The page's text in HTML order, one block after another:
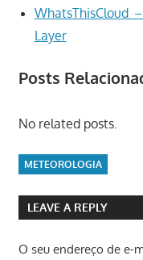
WhatsThisCloud
Layer
Posts
No related posts.
METEOROLOGIA
LEAVE A REPLY
O seu endereço de e-